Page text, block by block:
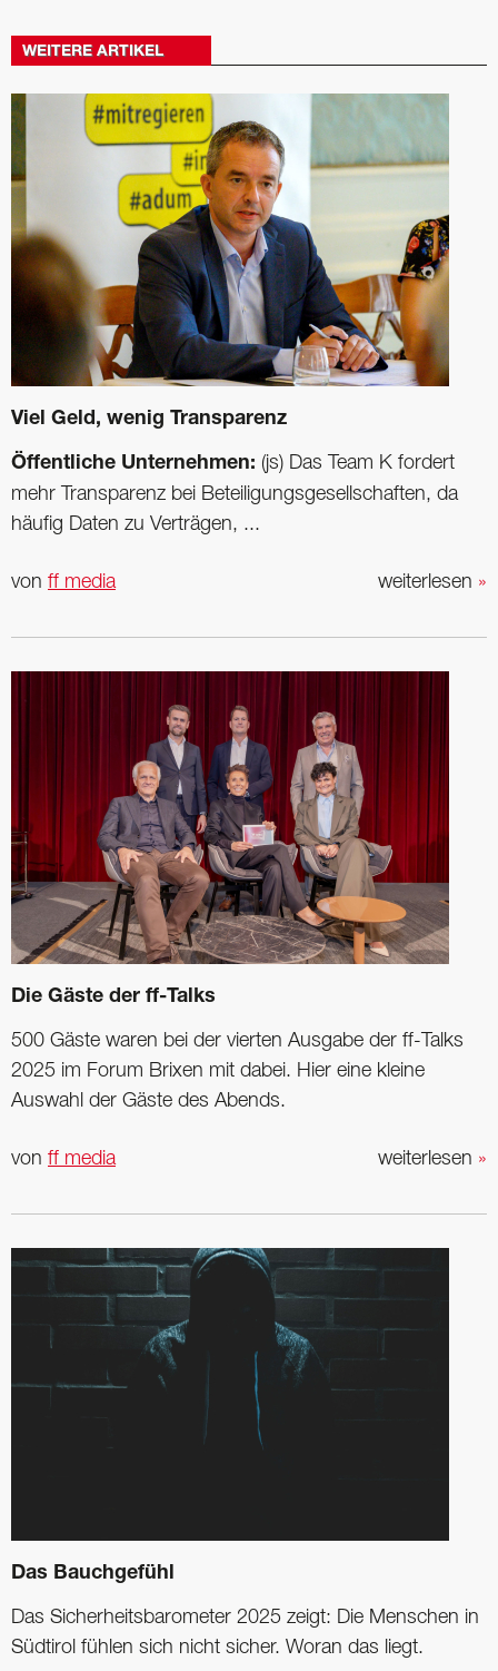
WEITERE ARTIKEL
Viel Geld, wenig Transparenz
Öffentliche Unternehmen: (js) Das Team K fordert
mehr Transparenz bei Beteiligungsgesellschaften, da
häufig Daten zu Verträgen, ...
weiterlesen »
von ff media
Die Gäste der ff-Talks
500 Gäste waren bei der vierten Ausgabe der ff-Talks
2025 im Forum Brixen mit dabei. Hier eine kleine
Auswahl der Gäste des Abends.
weiterlesen »
von ff media
Das Bauchgefühl
Das Sicherheitsbarometer 2025 zeigt: Die Menschen in
Südtirol fühlen sich nicht sicher. Woran das liegt.